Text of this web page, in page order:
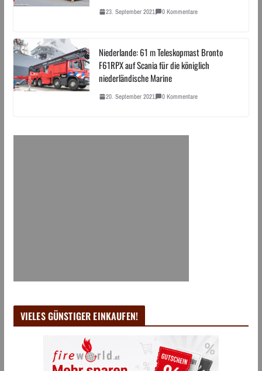
23. September 2021 0 Kommentare
Niederlande: 61 m Teleskopmast Bronto
F61RPX auf Scania für die königlich
niederländische Marine
20. September 2021 0 Kommentare
VIELES GÜNSTIGER EINKAUFEN!